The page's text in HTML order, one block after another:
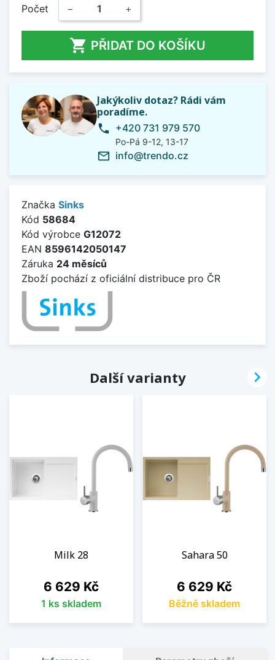
Počet − +
 PŘIDAT DO KOŠÍKU
Jakýkoliv dotaz? Rádi vám
poradíme.
phone +420 731 979 570
Po-Pá 9-12, 13-17
mail_outline info@trendo.cz
Značka Sinks
Kód 58684
Kód výrobce G12072
EAN 8596142050147
Záruka 24 měsíců
Zboží pochází z oficiální distribuce pro ČR
Další varianty
Milk 28
Cena
6 629 Kč
1 ks skladem
Sahara 50
Cena
6 629 Kč
Běžně skladem
